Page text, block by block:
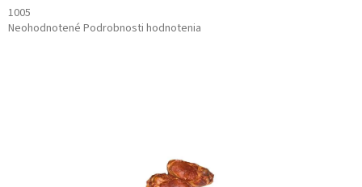
1005
Priemerné
Neohodnotené Podrobnosti hodnotenia